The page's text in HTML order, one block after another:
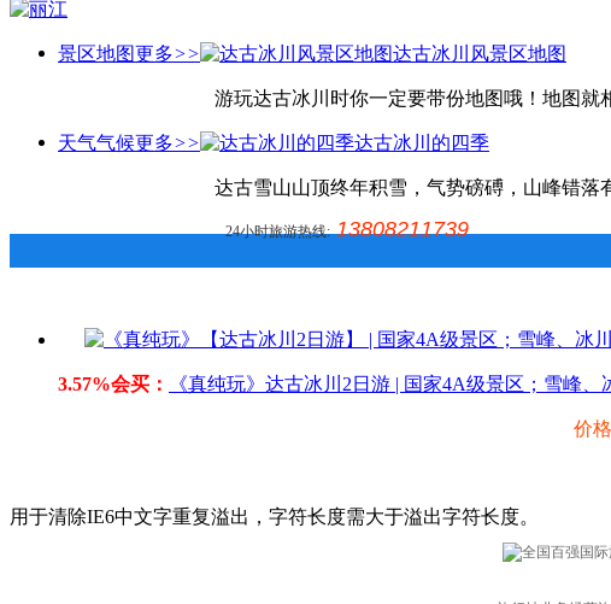
景区地图更多>> 达古冰川风景区地图
游玩达古冰川时你一定要带份地图哦！地图就
天气气候更多>> 达古冰川的四季
达古雪山山顶终年积雪，气势磅磗，山峰错落
3.57%会买： 《真纯玩》达古冰川2日游 | 国家4A级景区；雪峰
价格
用于清除IE6中文字重复溢出，字符长度需大于溢出字符长度。
24小时旅游热线: 13808211739